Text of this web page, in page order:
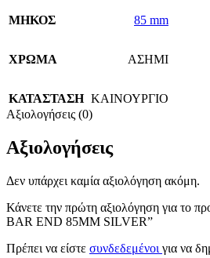
ΜΗΚΟΣ 85 mm
ΧΡΩΜΑ ΑΣΗΜΙ
ΚΑΤΑΣΤΑΣΗ ΚΑΙΝΟΥΡΓΙΟ
Αξιολογήσεις (0)
Αξιολογήσεις
Δεν υπάρχει καμία αξιολόγηση ακόμη.
Κάνετε την πρώτη αξιολόγηση για το
BAR END 85MM SILVER”
Πρέπει να είστε συνδεδεμένοι για να